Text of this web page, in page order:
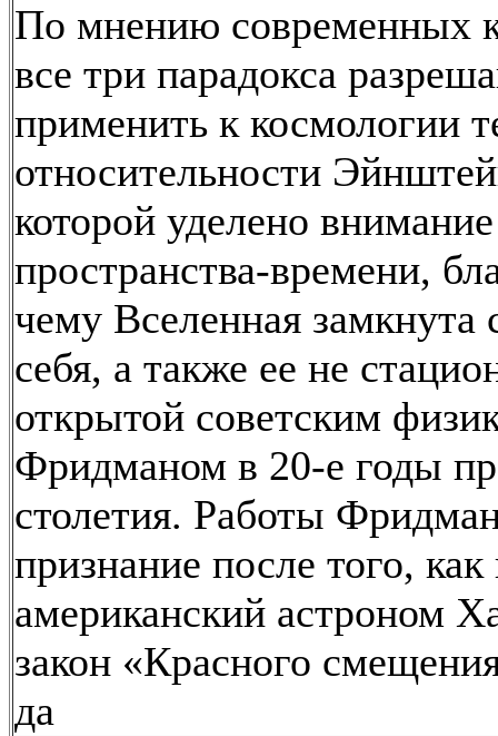
По мнению современных
все три парадокса
применить к космологии
относительности
которой уделено
пространства-времени,
чему Вселенная замкнута
себя, а также ее не
открытой советским
Фридманом в 20-е годы
столетия. Работы
признание после того, как
американский астроном
закон «Красного
да